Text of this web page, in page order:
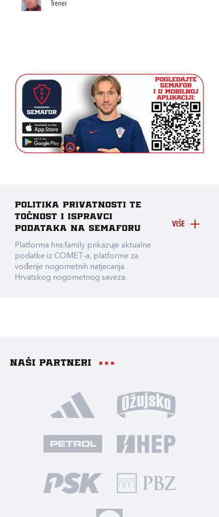
Trener
VIŠE
Politika privatnosti te
točnost i ispravci
podataka na Semaforu
Platforma hns.family prikazuje aktualne
podatke iz COMET-a, platforme za
vođenje nogometnih natjecanja
Hrvatskog nogometnog saveza.
Naši partneri